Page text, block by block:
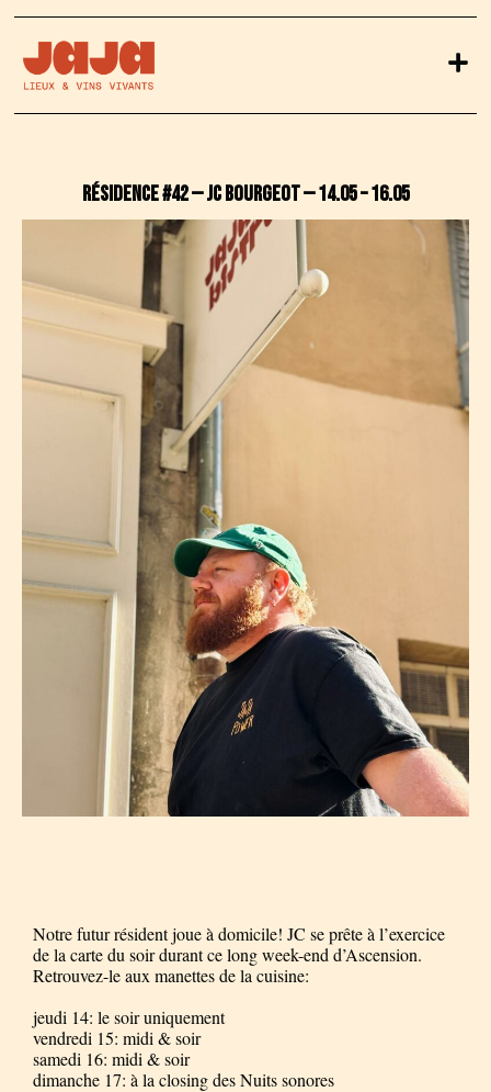
RÉSIDENCE #42 — JC Bourgeot — 14.05 – 16.05
Notre futur résident joue à domicile! JC se prête à l’exercice
de la carte du soir durant ce long week-end d’Ascension.
Retrouvez-le aux manettes de la cuisine:
jeudi 14: le soir uniquement
vendredi 15: midi & soir
samedi 16: midi & soir
dimanche 17: à la closing des Nuits sonores